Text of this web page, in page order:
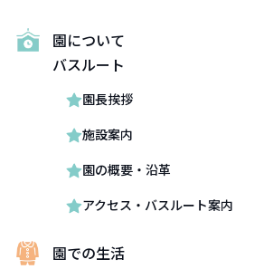
園について
バスルート
園長挨拶
施設案内
園の概要・沿革
アクセス・バスルート案内
園での生活